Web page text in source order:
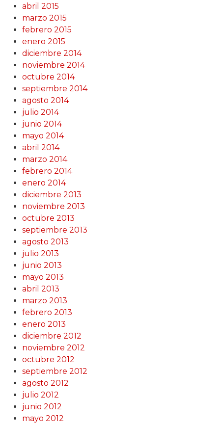
abril 2015
marzo 2015
febrero 2015
enero 2015
diciembre 2014
noviembre 2014
octubre 2014
septiembre 2014
agosto 2014
julio 2014
junio 2014
mayo 2014
abril 2014
marzo 2014
febrero 2014
enero 2014
diciembre 2013
noviembre 2013
octubre 2013
septiembre 2013
agosto 2013
julio 2013
junio 2013
mayo 2013
abril 2013
marzo 2013
febrero 2013
enero 2013
diciembre 2012
noviembre 2012
octubre 2012
septiembre 2012
agosto 2012
julio 2012
junio 2012
mayo 2012